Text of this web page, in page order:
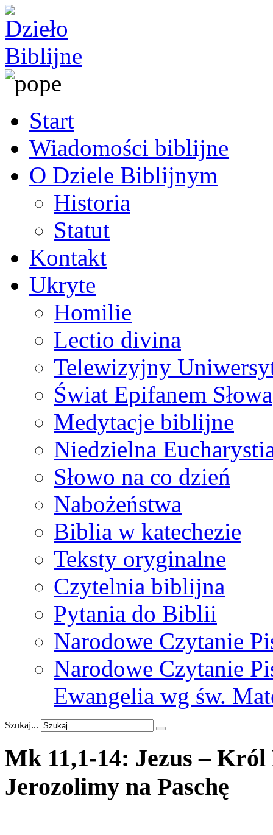
Start
Wiadomości biblijne
O Dziele Biblijnym
Historia
Statut
Kontakt
Ukryte
Homilie
Lectio divina
Telewizyjny
Świat Epifanem Słowa
Medytacje biblijne
Niedzielna
Słowo na co dzień
Nabożeństwa
Biblia w katechezie
Teksty oryginalne
Czytelnia biblijna
Pytania do Biblii
Narodowe Czytanie
Narodowe Czytanie
Ewangelia wg św.
Szukaj...
Mk 11,1-14: Jezus – Król
Jerozolimy na Paschę